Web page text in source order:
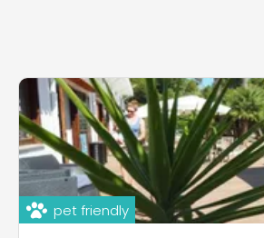
pet friendly